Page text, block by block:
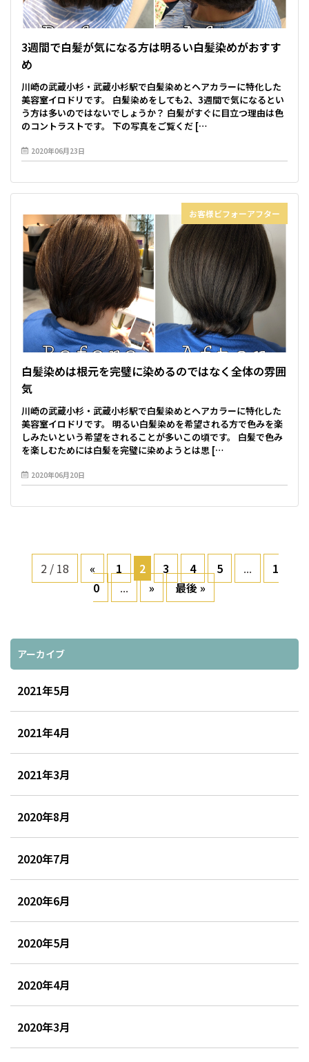
3週間で白髪が気になる方は明るい白髪染めがおすす
め
川崎の武蔵小杉・武蔵小杉駅で白髪染めとヘアカラーに特化した
美容室イロドリです。 白髪染めをしても2、3週間で気になるとい
う方は多いのではないでしょうか？ 白髪がすぐに目立つ理由は色
のコントラストです。 下の写真をご覧くだ […
2020年06月23日
お客様ビフォーアフター
白髪染めは根元を完璧に染めるのではなく全体の雰囲
気
川崎の武蔵小杉・武蔵小杉駅で白髪染めとヘアカラーに特化した
美容室イロドリです。 明るい白髪染めを希望される方で色みを楽
しみたいという希望をされることが多いこの頃です。 白髪で色み
を楽しむためには白髪を完璧に染めようとは思 […
2020年06月20日
2 / 18 « 1 2 3 4 5 ...
1
0
... » 最後 »
アーカイブ
2021年5月
2021年4月
2021年3月
2020年8月
2020年7月
2020年6月
2020年5月
2020年4月
2020年3月